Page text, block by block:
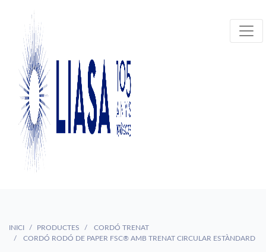
INICI PRODUCTES
CORDÓ TRENAT
CORDÓ RODÓ DE PAPER FSC® AMB TRENAT CIRCULAR ESTÀNDARD